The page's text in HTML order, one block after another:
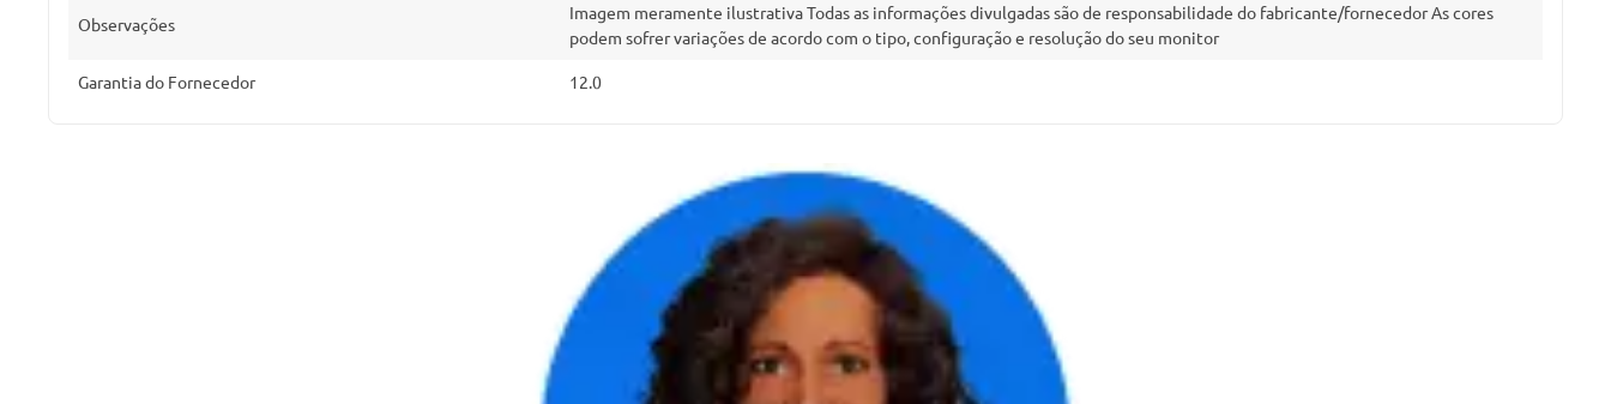
Observações
Imagem meramente ilustrativa Todas as informações divulgadas são de responsabilidade do fabricante/fornecedor As cores
podem sofrer variações de acordo com o tipo, configuração e resolução do seu monitor
Garantia do Fornecedor 12.0